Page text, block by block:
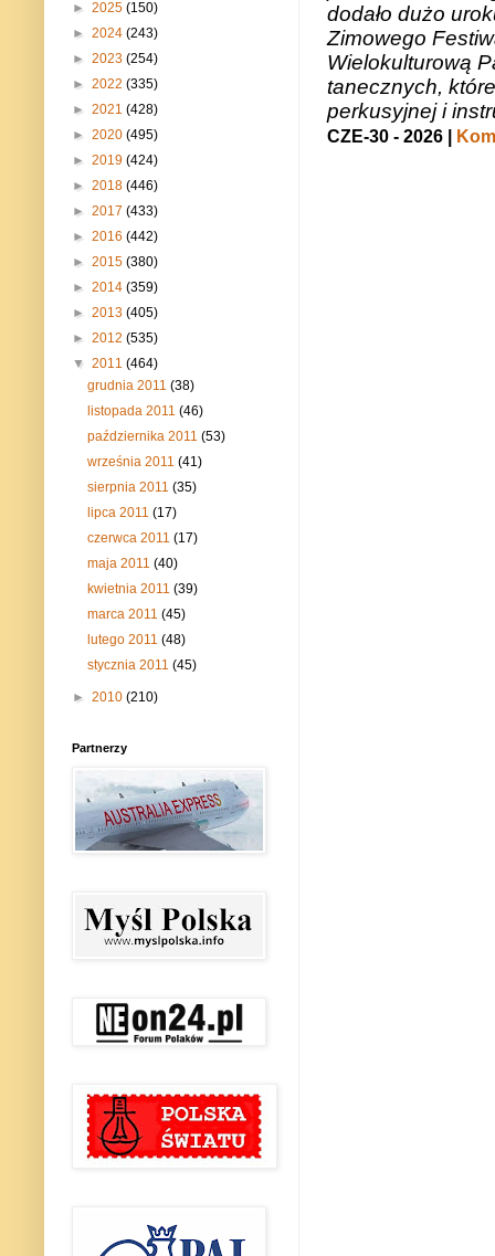
dodało dużo
Zimowego
Wielokulturową
tanecznych,
perkusyjnej i
CZE-30 - 2026 |
► 2025 (150)
► 2024 (243)
► 2023 (254)
► 2022 (335)
► 2021 (428)
► 2020 (495)
► 2019 (424)
► 2018 (446)
► 2017 (433)
► 2016 (442)
► 2015 (380)
► 2014 (359)
► 2013 (405)
► 2012 (535)
▼ 2011 (464)
grudnia 2011(38)
listopada 2011(46)
października 2011(53)
września 2011(41)
sierpnia 2011(35)
lipca 2011(17)
czerwca 2011(17)
maja 2011(40)
kwietnia 2011(39)
marca 2011(45)
lutego 2011(48)
stycznia 2011(45)
► 2010 (210)
Partnerzy